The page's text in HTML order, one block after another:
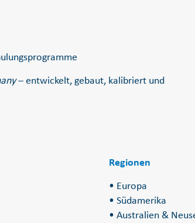
– entwickelt, gebaut, kalibriert und
Regionen
• Europa
• Südamerika
• Australien &